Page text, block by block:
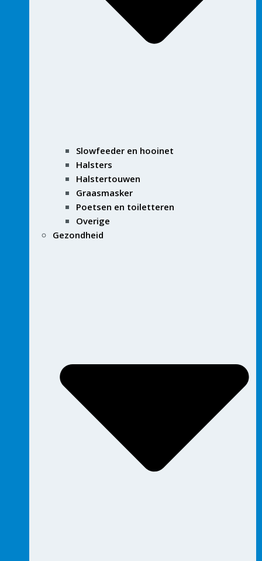
Slowfeeder en hooinet
Halsters
Halstertouwen
Graasmasker
Poetsen en toiletteren
Overige
Gezondheid